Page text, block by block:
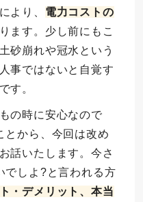
より、 電力コストの
ます。少し前にもこ
砂崩れや冠水という
事ではないと自覚す
す。
の時に安心なので
とから、今回は改め
話いたします。今さ
でしよ?と言われる方
・デメリット、本当